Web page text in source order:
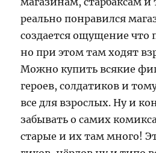
реально понравился
создается ощущение что
но при этом там ходят
Можно купить всякие
героев, солдатиков и
все для взрослых. Ну и
забывать о самих
старые и их там много!